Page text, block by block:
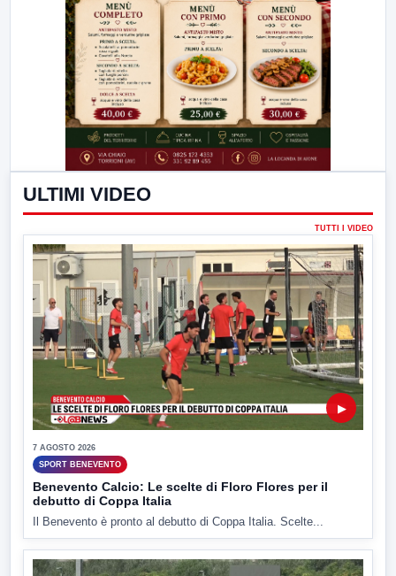
ULTIMI VIDEO
TUTTI I VIDEO
▶
7 AGOSTO 2026
SPORT BENEVENTO
Benevento Calcio: Le scelte di Floro Flores per il
debutto di Coppa Italia
Il Benevento è pronto al debutto di Coppa Italia. Scelte...